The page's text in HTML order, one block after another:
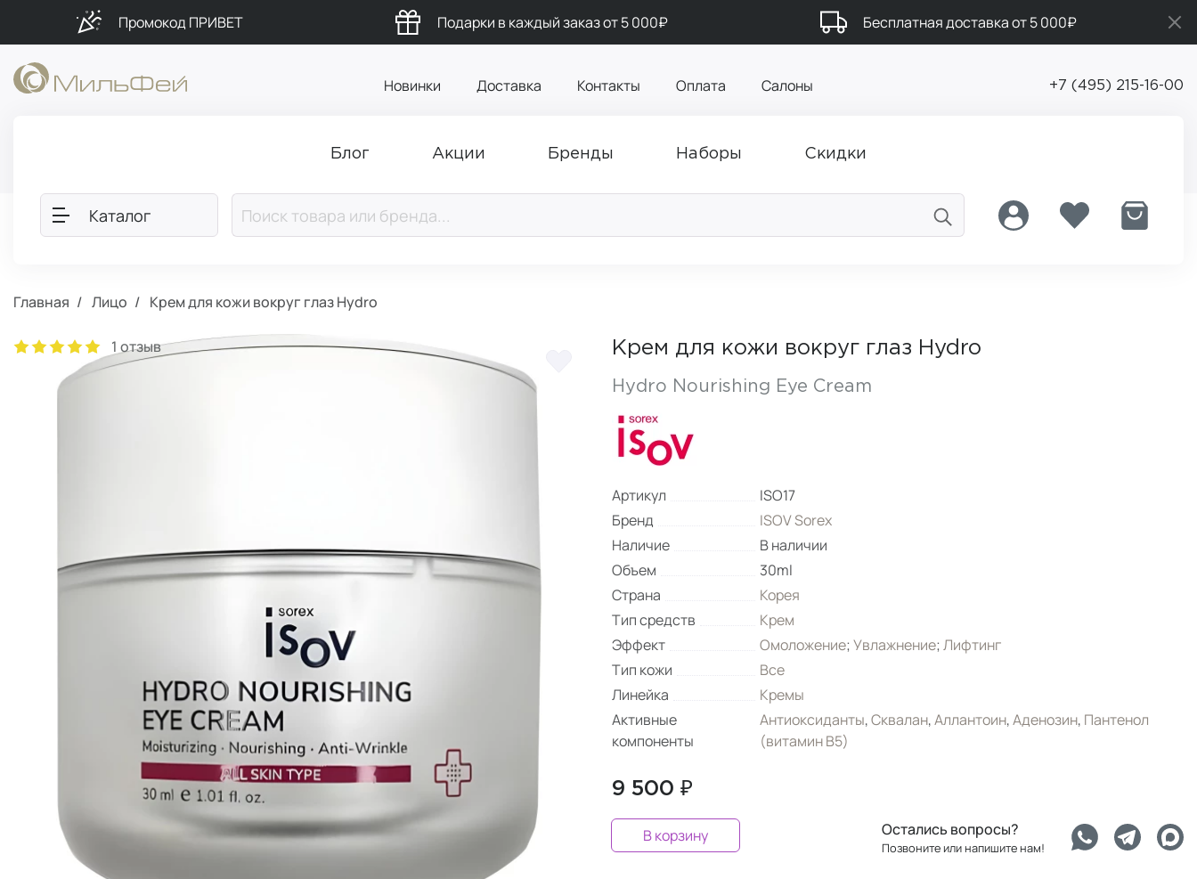
Промокод ПРИВЕТ Подарки в каждый заказ от 5 000₽ Бесплатная доставка от 5 000₽
Новинки Доставка Контакты Оплата Салоны +7 (495) 215-16-00
Блог Акции Бренды Наборы Скидки
Каталог
Главная Лицо Крем для кожи вокруг глаз Hydro
1 отзыв Крем для кожи вокруг глаз Hydro
Hydro Nourishing Eye Cream
Артикул
ISO17
Бренд
ISOV Sorex
Наличие
В наличии
Объем
30ml
Страна
Корея
Тип средств
Крем
Эффект
Омоложение;Увлажнение;Лифтинг
Тип кожи
Все
Линейка
Кремы
Активные
компоненты
Антиоксиданты,Сквалан,Аллантоин,Аденозин, Пантенол
(витамин B5)
9 500 ₽
В корзину Остались вопросы?
Позвоните или напишите нам!